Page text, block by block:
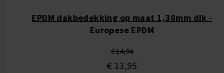
EPDM dakbedekking op maat 1,30mm dik -
Europese EPDM
€ 14,94
€ 13,95